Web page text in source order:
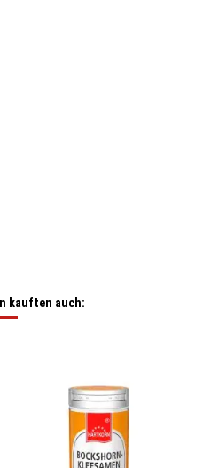
kauften auch: